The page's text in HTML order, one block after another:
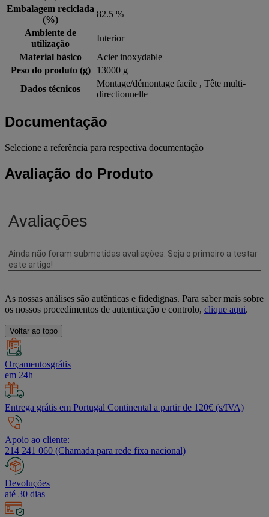
Embalagem reciclada
(%)
82.5 %
Ambiente de
utilização
Interior
Material básico
Acier inoxydable
Peso do produto (g)
13000 g
Dados técnicos
Montage/démontage facile , Tête multi-
directionnelle
Documentação
Selecione a referência para respectiva documentação
Avaliação do Produto
As nossas análises são autênticas e fidedignas. Para saber mais sobre
os nossos procedimentos de autenticação e controlo, clique aqui.
Voltar ao topo
Orçamentosgrátis
em 24h
Entrega grátis em Portugal Continental a partir de 120€ (s/IVA)
Apoio ao cliente:
214 241 060 (Chamada para rede fixa nacional)
Devoluções
até 30 dias